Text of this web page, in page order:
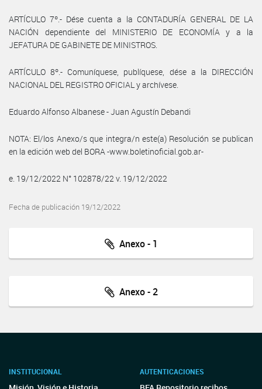
ARTÍCULO 7º.- Dése cuenta a la CONTADURÍA GENERAL DE LA
NACIÓN dependiente del MINISTERIO DE ECONOMÍA y a la
JEFATURA DE GABINETE DE MINISTROS.
ARTÍCULO 8º.- Comuníquese, publíquese, dése a la DIRECCIÓN
NACIONAL DEL REGISTRO OFICIAL y archívese.
Eduardo Alfonso Albanese - Juan Agustín Debandi
NOTA: El/los Anexo/s que integra/n este(a) Resolución se publican
en la edición web del BORA -www.boletinoficial.gob.ar-
e. 19/12/2022 N° 102878/22 v. 19/12/2022
Fecha de publicación 19/12/2022
Anexo - 1
Anexo - 2
INSTITUCIONAL AUTENTICACIONES